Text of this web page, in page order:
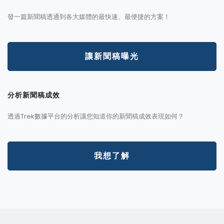
發一篇新聞稿透通到各大媒體的最快速、最便捷的方案！
讓新聞稿曝光
分析新聞稿成效
透過Trek數據平台的分析讓您知道你的新聞稿成效表現如何？
我想了解